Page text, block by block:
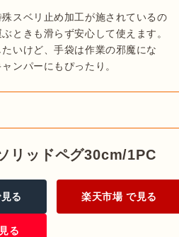
スベリ止め加工が施されているの
ときも滑らず安心して使えます。
たいけど、手袋は作業の邪魔にな
ンパーにもぴったり。
リッドペグ30cm/1PC
る 楽天市場 で見る
る